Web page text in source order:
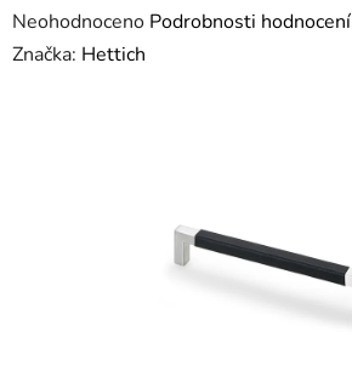
Průměrné
hodnocení
Neohodnoceno Podrobnosti hodnocení
Značka: Hettich